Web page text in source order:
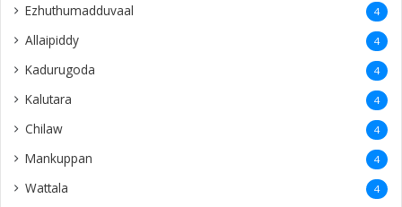
Ezhuthumadduvaal 4
Allaipiddy 4
Kadurugoda 4
Kalutara 4
Chilaw 4
Mankuppan 4
Wattala 4